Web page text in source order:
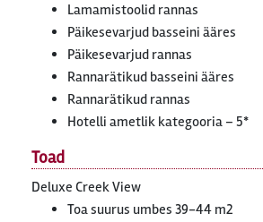
Lamamistoolid rannas
Päikesevarjud basseini ääres
Päikesevarjud rannas
Rannarätikud basseini ääres
Rannarätikud rannas
Hotelli ametlik kategooria – 5*
Toad
Deluxe Creek View
Toa suurus umbes 39-44 m2